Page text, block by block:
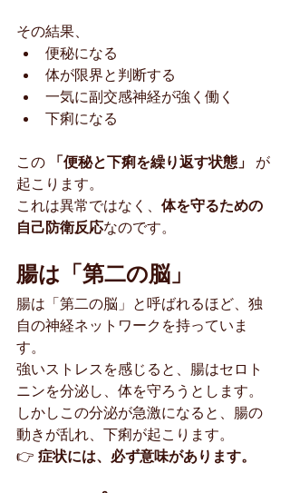
その結果、
便秘になる
体が限界と判断する
一気に副交感神経が強く働く
下痢になる
この 「便秘と下痢を繰り返す状態」
が
起こります。
これは異常ではなく、 体を守るための
自己防衛反応なのです。
腸は「第二の脳」
腸は「第二の脳」と呼ばれるほど、独
自の神経ネットワークを持っていま
す。
強いストレスを感じると、腸はセロト
ニンを分泌し、体を守ろうとします。
しかしこの分泌が急激になると、腸の
動きが乱れ、下痢が起こります。
👉 症状には、必ず意味があります。